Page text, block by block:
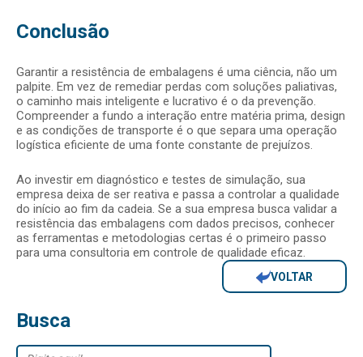
Conclusão
Garantir a resistência de embalagens é uma ciência, não um
palpite. Em vez de remediar perdas com soluções paliativas,
o caminho mais inteligente e lucrativo é o da prevenção.
Compreender a fundo a interação entre matéria prima, design
e as condições de transporte é o que separa uma operação
logística eficiente de uma fonte constante de prejuízos.
Ao investir em diagnóstico e testes de simulação, sua
empresa deixa de ser reativa e passa a controlar a qualidade
do início ao fim da cadeia. Se a sua empresa busca validar a
resistência das embalagens com dados precisos, conhecer
as ferramentas e metodologias certas é o primeiro passo
para uma consultoria em controle de qualidade eficaz.
VOLTAR
Busca